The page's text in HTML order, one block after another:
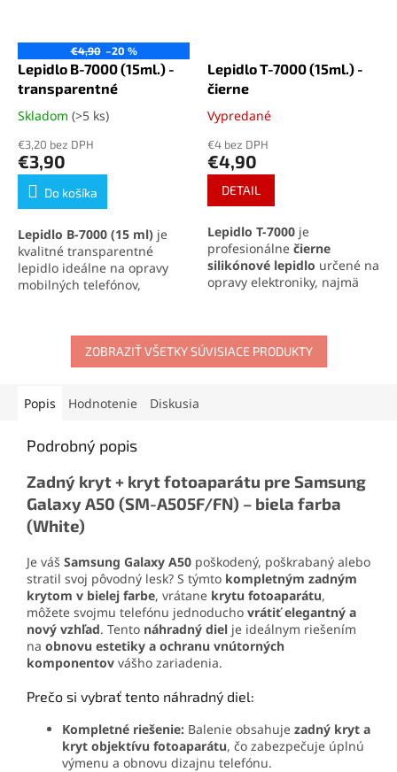
€4,90 –20 %
Lepidlo B-7000 (15ml.) -
transparentné
Priemerné
produktu
je
5,0
hviezdičiek.
Skladom (>5 ks)
€3,20 bez DPH
€3,90
Do košíka
Lepidlo B-7000 (15 ml) je
kvalitné transparentné
lepidlo ideálne na opravy
mobilných telefónov,
no pružný spoj, ktorý
odoláva otrasom, vode aj
oderu. Vďaka presnej
jednoducho nanáša aj na
Lepidlo T-7000 (15ml.) -
čierne
Priemerné
produktu
je
5,0
hviezdičiek.
Vypredané
€4 bez DPH
€4,90
DETAIL
Lepidlo T-7000 je
profesionálne čierne
silikónové lepidlo určené na
opravy elektroniky, najmä
pevnosťou, pružnosťou a
odolnosťouvoči vode a
mechanickému namáhaniu.
ZOBRAZIŤ VŠETKY SÚVISIACE PRODUKTY
Popis Hodnotenie Diskusia
Podrobný popis
Zadný kryt + kryt fotoaparátu pre Samsung
Galaxy A50 (SM-A505F/FN) – biela farba
(White)
Je váš Samsung Galaxy A50 poškodený, poškrabaný alebo
stratil svoj pôvodný lesk? S týmto kompletným zadným
krytom v bielej farbe, vrátane krytu fotoaparátu,
môžete svojmu telefónu jednoducho vrátiť elegantný a
nový vzhľad. Tento náhradný diel je ideálnym riešením
na obnovu estetiky a ochranu vnútorných
komponentov vášho zariadenia.
Prečo si vybrať tento náhradný diel:
Kompletné riešenie: Balenie obsahuje zadný kryt a
kryt objektívu fotoaparátu, čo zabezpečuje úplnú
výmenu a obnovu dizajnu telefónu.